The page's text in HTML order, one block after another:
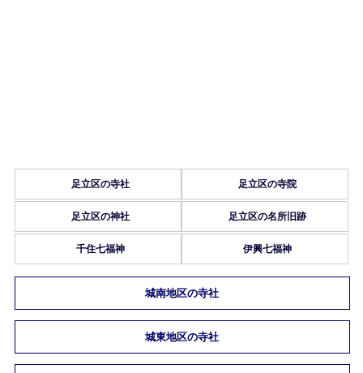
足立区の寺社 足立区の寺院
足立区の神社 足立区の名所旧跡
千住七福神 伊興七福神
城南地区の寺社
城東地区の寺社